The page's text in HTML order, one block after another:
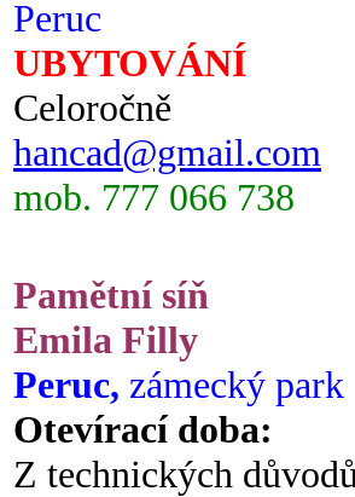
Peruc
UBYTOVÁNÍ
Celoročně
hancad@gmail.com
mob. 777 066 738
Pamětní síň
Emila Filly
Peruc, zámecký park
Otevírací doba:
Z technických